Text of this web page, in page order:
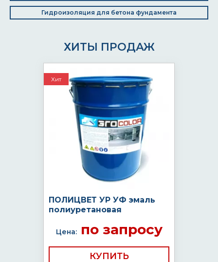
Гидроизоляция для бетона фундамента
ХИТЫ ПРОДАЖ
Хит
ПОЛИЦВЕТ УР УФ эмаль
полиуретановая
Цена:по запросу
КУПИТЬ